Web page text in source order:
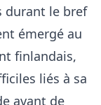
durant le bref
émergé au
finlandais,
liés à sa
avant de